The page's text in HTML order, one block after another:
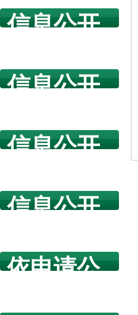
信息公开
信息公开
信息公开
信息公开
依申请公